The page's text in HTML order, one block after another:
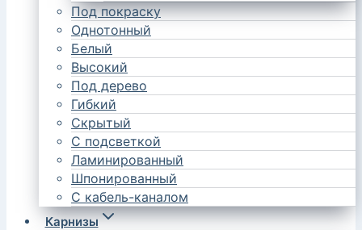
Под покраску
Однотонный
Белый
Высокий
Под дерево
Гибкий
Скрытый
С подсветкой
Ламинированный
Шпонированный
С кабель-каналом
Карнизы